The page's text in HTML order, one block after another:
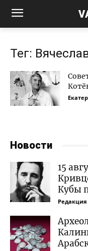
Тег:
Новости
15
Кубы
Редакция